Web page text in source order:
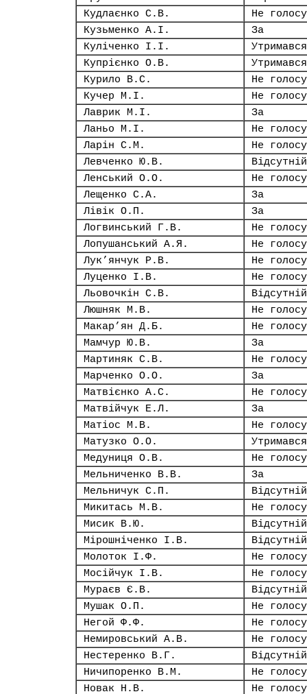
Кудлаєнко С.В.
Не
Кузьменко А.І.
За
Куліченко І.І.
Утримався
Купрієнко О.В.
Утримався
Курило В.С.
Не
Кучер М.І.
Не
Лаврик М.І.
За
Ланьо М.І.
Не
Ларін С.М.
Не
Левченко Ю.В.
Відсутній
Ленський О.О.
Не
Лещенко С.А.
За
Лівік О.П.
За
Логвинський Г.В.
Не
Лопушанський А.Я.
Не
Лук’янчук Р.В.
Не
Луценко І.В.
Не
Льовочкін С.В.
Відсутній
Люшняк М.В.
Не
Макар’ян Д.Б.
Не
Мамчур Ю.В.
За
Мартиняк С.В.
Не
Марченко О.О.
За
Матвієнко А.С.
Не
Матвійчук Е.Л.
За
Матіос М.В.
Не
Матузко О.О.
Утримався
Медуниця О.В.
Не
Мельниченко В.В.
За
Мельничук С.П.
Відсутній
Микитась М.В.
Не
Мисик В.Ю.
Відсутній
Мірошніченко І.В.
Відсутній
Молоток І.Ф.
Не
Мосійчук І.В.
Не
Мураєв Є.В.
Відсутній
Мушак О.П.
Не
Негой Ф.Ф.
Не
Немировський А.В.
Не
Нестеренко В.Г.
Відсутній
Ничипоренко В.М.
Не
Новак Н.В.
Не